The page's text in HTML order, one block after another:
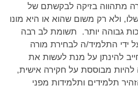
מתהווה בזיקה לבקשתם של
ולא רק משום שהוא או היא מונו
גבוהה יותר. תשומת לב רבה
ידי התלמיד/ה לבחירת מורה
להינתן על מנת לעשות את
מבוססת על חקירה אישית,
תלמידים ותלמידות מפני